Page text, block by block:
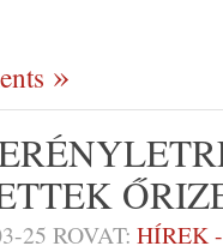
25 ROVAT: HÍREK